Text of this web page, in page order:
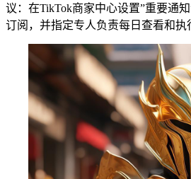
议：在TikTok商家中心设置”重要通
订阅，并指定专人负责每日查看和执